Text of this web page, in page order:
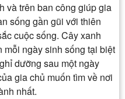
và trên ban công giúp gia
sống gần gũi với thiên
cuộc sống. Cây xanh
mỗi ngày sinh sống tại biệt
dưỡng sau một ngày
gia chủ muốn tìm về nơi
nhất.